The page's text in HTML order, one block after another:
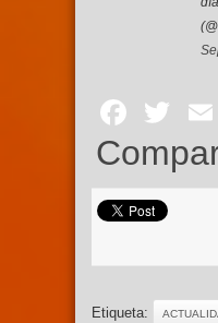
Etiqueta: